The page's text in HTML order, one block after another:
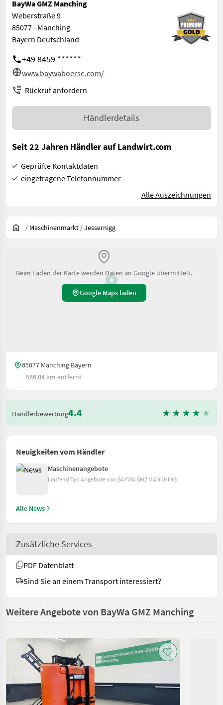
BayWa GMZ Manching
Weberstraße 9
85077 - Manching
Bayern Deutschland
+49 8459 ******
www.baywaboerse.com/
Rückruf anfordern
Händlerdetails
Seit 22 Jahren Händler auf Landwirt.com
Geprüfte Kontaktdaten
eingetragene Telefonnummer
Alle Auszeichnungen
/ Maschinenmarkt /Jessernigg
Beim Laden der Karte werden Daten an Google übermittelt.
Google Maps laden
85077 Manching Bayern
586.04 km entfernt
Händlerbewertung4.4
Neuigkeiten vom Händler
Maschinenangebote
Laufend Top Angebote von BAYWA GMZ MANCHING
Alle News
Zusätzliche Services
PDF Datenblatt
Sind Sie an einem Transport interessiert?
Weitere Angebote von BayWa GMZ Manching